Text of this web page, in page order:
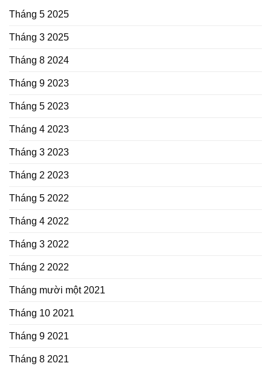
Tháng 5 2025
Tháng 3 2025
Tháng 8 2024
Tháng 9 2023
Tháng 5 2023
Tháng 4 2023
Tháng 3 2023
Tháng 2 2023
Tháng 5 2022
Tháng 4 2022
Tháng 3 2022
Tháng 2 2022
Tháng mười một 2021
Tháng 10 2021
Tháng 9 2021
Tháng 8 2021